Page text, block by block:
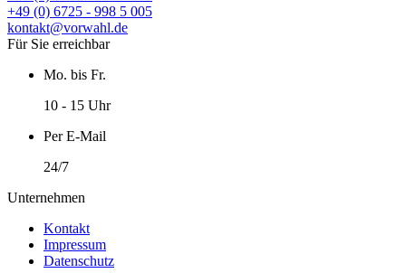
+49 (0) 6725 - 998 5 005
kontakt@vorwahl.de
Für Sie erreichbar
Mo. bis Fr.
10 - 15 Uhr
Per E-Mail
24/7
Unternehmen
Kontakt
Impressum
Datenschutz